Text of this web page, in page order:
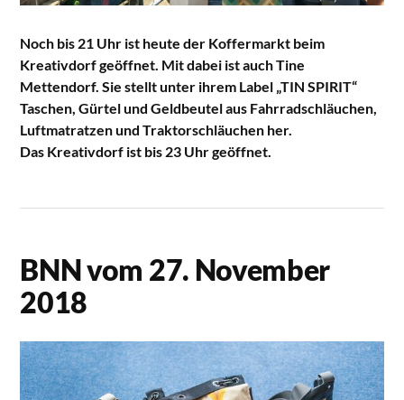
Noch bis 21 Uhr ist heute der Koffermarkt beim
Kreativdorf geöffnet. Mit dabei ist auch Tine
Mettendorf. Sie stellt unter ihrem Label „TIN SPIRIT“
Taschen, Gürtel und Geldbeutel aus Fahrradschläuchen,
Luftmatratzen und Traktorschläuchen her.
Das Kreativdorf ist bis 23 Uhr geöffnet.
BNN vom 27. November
2018